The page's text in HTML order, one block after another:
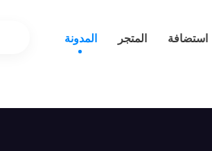
استضافة المتجر المدونة